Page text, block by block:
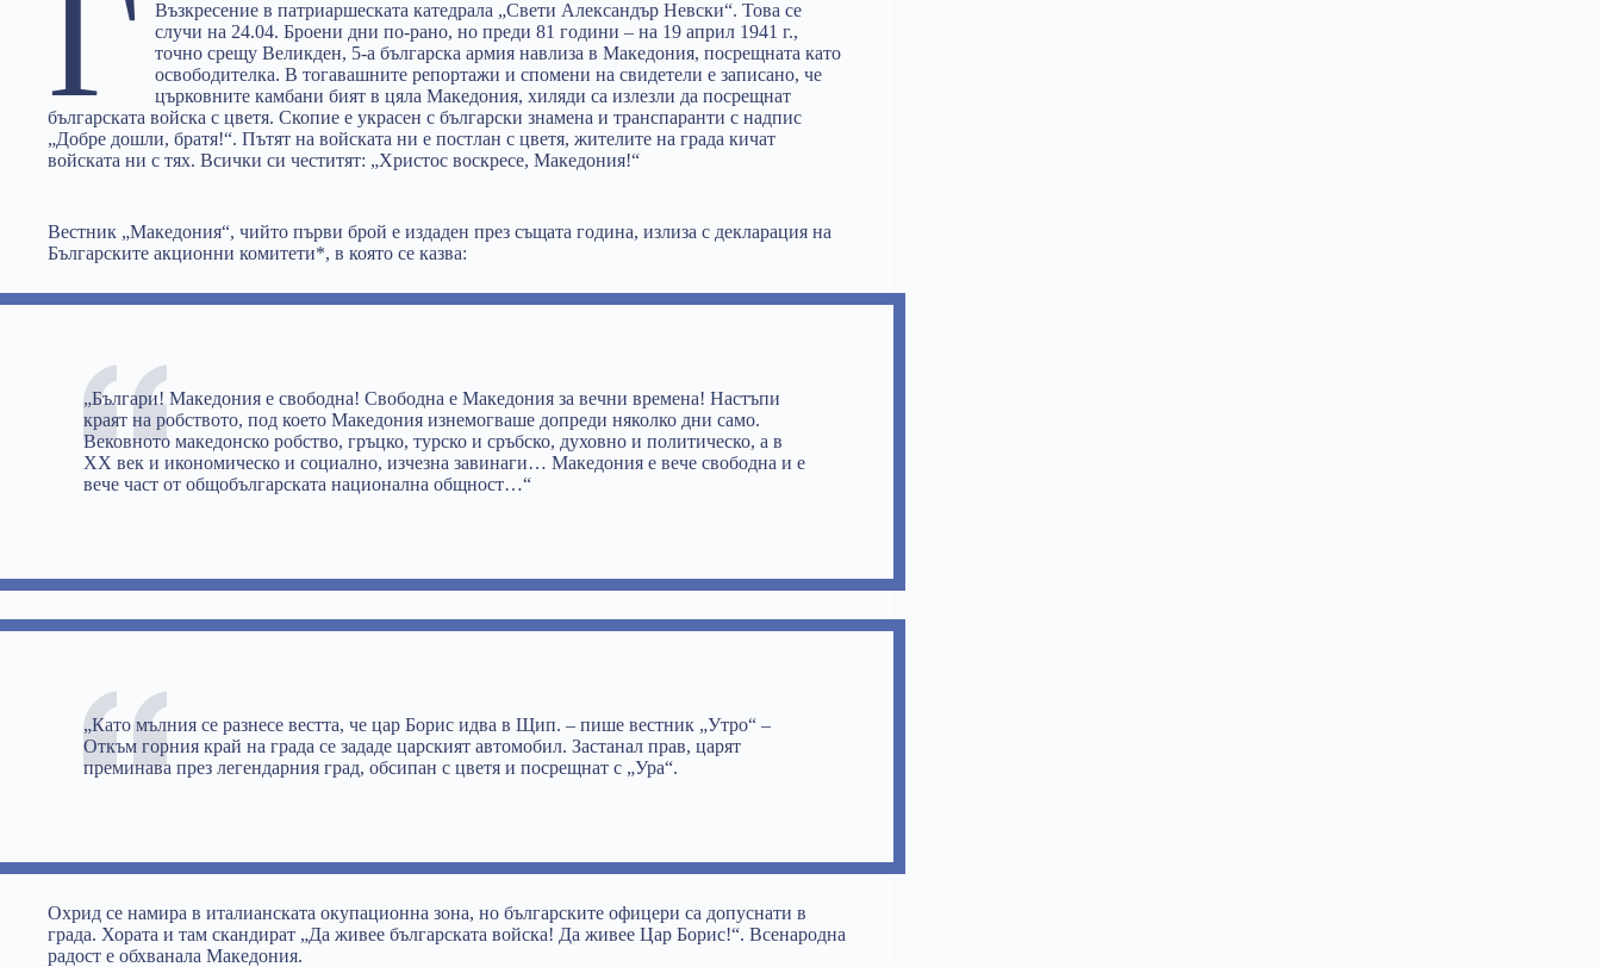
Г
Възкресение в патриаршеската катедрала „Свети Александър Невски“. Това се
случи на 24.04. Броени дни по-рано, но преди 81 години – на 19 април 1941 г.,
точно срещу Великден, 5-а българска армия навлиза в Македония, посрещната като
освободителка. В тогавашните репортажи и спомени на свидетели е записано, че
църковните камбани бият в цяла Македония, хиляди са излезли да посрещнат
българската войска с цветя. Скопие е украсен с български знамена и транспаранти с надпис
„Добре дошли, братя!“. Пътят на войската ни е постлан с цветя, жителите на града кичат
войската ни с тях. Всички си честитят: „Христос воскресе, Македония!“
Вестник „Македония“, чийто първи брой е издаден през същата година, излиза с декларация на
Българските акционни комитети*, в която се казва:
„Българи! Македония е свободна! Свободна е Македония за вечни времена! Настъпи
краят на робството, под което Македония изнемогваше допреди няколко дни само.
Вековното македонско робство, гръцко, турско и сръбско, духовно и политическо, а в
ХХ век и икономическо и социално, изчезна завинаги… Македония е вече свободна и е
вече част от общобългарската национална общност…“
„Като мълния се разнесе вестта, че цар Борис идва в Щип. – пише вестник „Утро“ –
Откъм горния край на града се зададе царският автомобил. Застанал прав, царят
преминава през легендарния град, обсипан с цветя и посрещнат с „Ура“.
Охрид се намира в италианската окупационна зона, но българските офицери са допуснати в
града. Хората и там скандират „Да живее българската войска! Да живее Цар Борис!“. Всенародна
радост е обхванала Македония.